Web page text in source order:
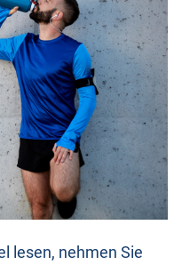
lesen, nehmen Sie